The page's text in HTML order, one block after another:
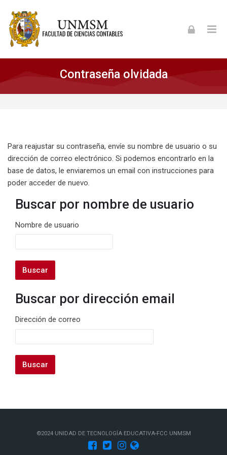
Contraseña olvidada
Para reajustar su contraseña, envíe su nombre de usuario o su
dirección de correo electrónico. Si podemos encontrarlo en la
base de datos, le enviaremos un email con instrucciones para
poder acceder de nuevo.
Buscar por nombre de usuario
Buscar por nombre de usuario
Nombre de usuario
Buscar por dirección email
Buscar por dirección email
Dirección de correo
©2024 UNIDAD DE TECNOLOGÍA EDUCATIVA-FCC UNMSM